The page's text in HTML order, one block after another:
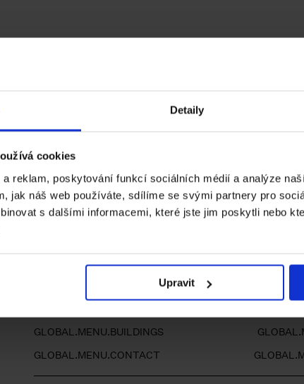
Detaily
cookies
a reklam, poskytování funkcí sociálních médií a analýze
jak náš web používáte, sdílíme se svými partnery pro
s dalšími informacemi, které jste jim poskytli nebo
Upravit
Facebook
Staňte se
GLOBAL.MENU.BUILDINGS
GLOBAL.MENU.CONTACT